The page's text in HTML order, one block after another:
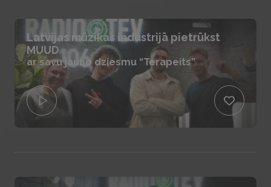
Latvijas mūzikas industrijā pietrūkst
MUUD
ar savu jauno dziesmu “Terapeits”